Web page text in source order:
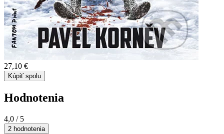
27,10 €
Kúpiť spolu
Hodnotenia
4,0 / 5
2 hodnotenia